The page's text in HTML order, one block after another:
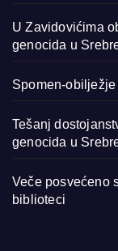
U Zavidovićima
genocida u
Spomen-
Tešanj
genocida u
Veče posvećeno
biblioteci